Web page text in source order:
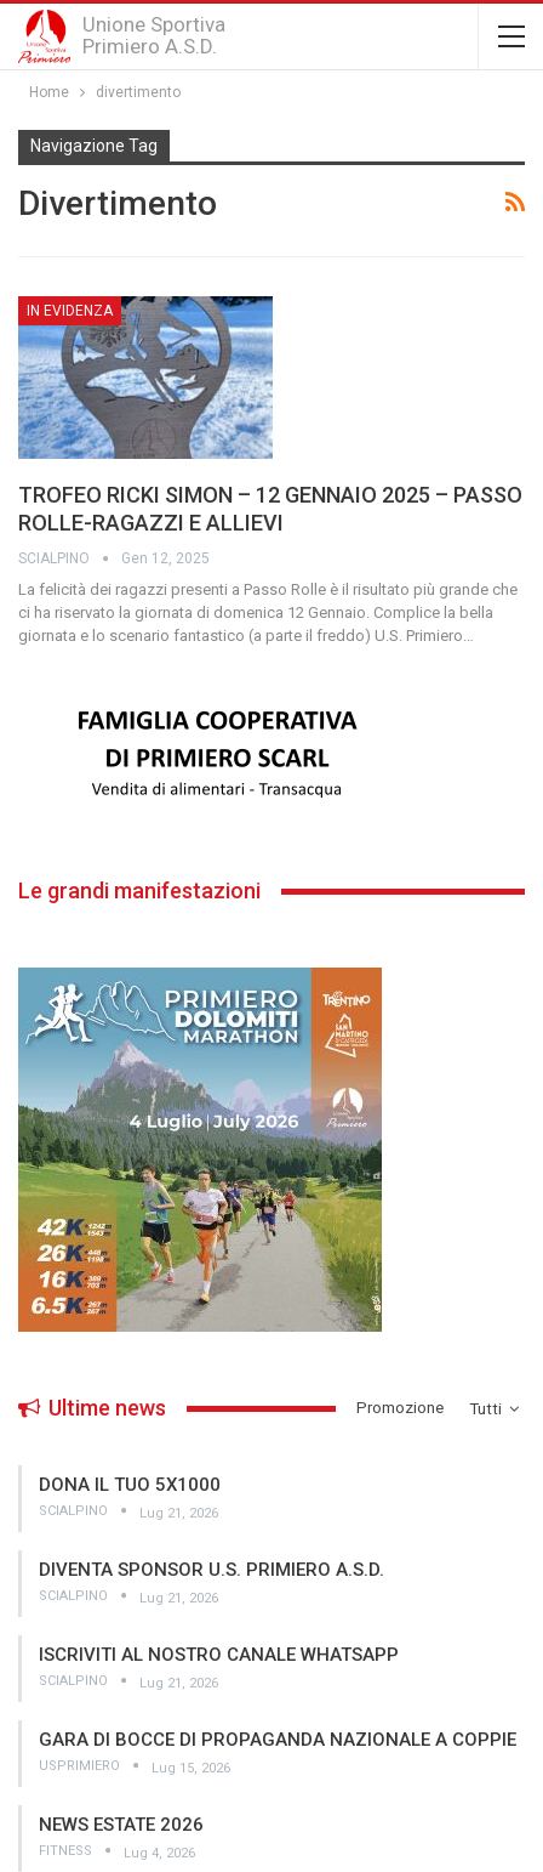
Unione Sportiva
Primiero A.S.D.
Home divertimento
Navigazione Tag
Divertimento
IN EVIDENZA
TROFEO RICKI SIMON – 12 GENNAIO 2025 – PASSO
ROLLE-RAGAZZI E ALLIEVI
SCIALPINO Gen 12, 2025
La felicità dei ragazzi presenti a Passo Rolle è il risultato più grande che
ci ha riservato la giornata di domenica 12 Gennaio. Complice la bella
giornata e lo scenario fantastico (a parte il freddo) U.S. Primiero…
Le grandi manifestazioni
Tutti
Ultime news ­Promozione
DONA IL TUO 5X1000
SCIALPINO Lug 21, 2026
DIVENTA SPONSOR U.S. PRIMIERO A.S.D.
SCIALPINO Lug 21, 2026
ISCRIVITI AL NOSTRO CANALE WHATSAPP
SCIALPINO Lug 21, 2026
GARA DI BOCCE DI PROPAGANDA NAZIONALE A COPPIE
USPRIMIERO Lug 15, 2026
NEWS ESTATE 2026
FITNESS Lug 4, 2026